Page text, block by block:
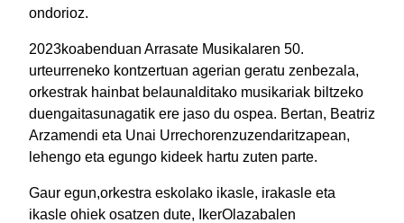
ondorioz.
2023koabenduan Arrasate Musikalaren 50.
urteurreneko kontzertuan agerian geratu zenbezala,
orkestrak hainbat belaunalditako musikariak biltzeko
duengaitasunagatik ere jaso du ospea. Bertan, Beatriz
Arzamendi eta Unai Urrechorenzuzendaritzapean,
lehengo eta egungo kideek hartu zuten parte.
Gaur egun,orkestra eskolako ikasle, irakasle eta
ikasle ohiek osatzen dute, IkerOlazabalen